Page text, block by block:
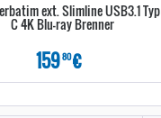
ext. Slimline USB3.1 Typ
C 4K Blu-ray Brenner
15980€